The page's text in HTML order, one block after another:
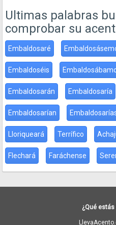
Ultimas palabras
comprobar su
Embaldosaré
Embaldoséis
Embaldosarán Embaldosaría
Embaldosarían
Lloriqueará Terrífico
Flechará Faráchense
¿Qué estás